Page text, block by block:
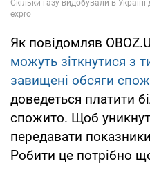
Як повідомляв
можуть зіткнутися з
завищені обсяги
доведеться платити
спожито. Щоб
передавати
Робити це потрібно